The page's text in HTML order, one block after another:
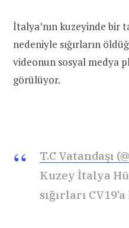
İtalya’nın kuzeyinde bir
nedeniyle sığırların
videonun sosyal medya
görülüyor.
T.C Vatandaşı
Kuzey İtalya
sığırları